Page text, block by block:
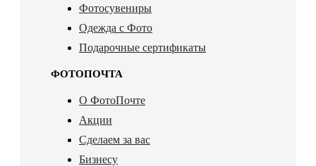
Фотосувениры
Одежда с Фото
Подарочные сертификаты
ФОТОПОЧТА
О ФотоПочте
Акции
Сделаем за вас
Бизнесу